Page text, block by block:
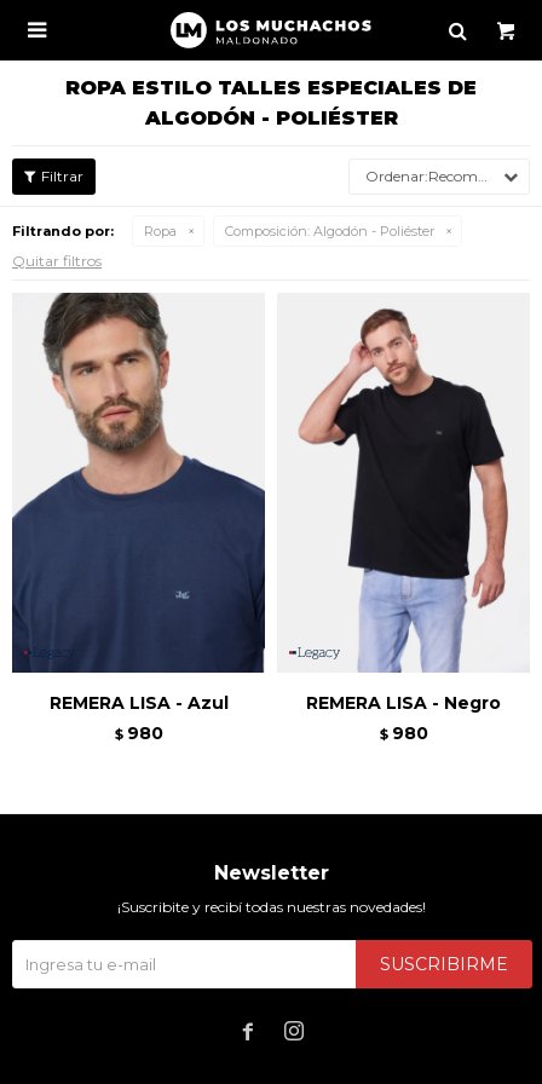

ROPA ESTILO TALLES ESPECIALES DE
ALGODÓN - POLIÉSTER
Recomendados
Filtrando por: Ropa Composición: Algodón - Poliéster
Quitar filtros
REMERA LISA - Azul
$ 980
REMERA LISA - Negro
$ 980
Newsletter
¡Suscribite y recibí todas nuestras novedades!
SUSCRIBIRME
 